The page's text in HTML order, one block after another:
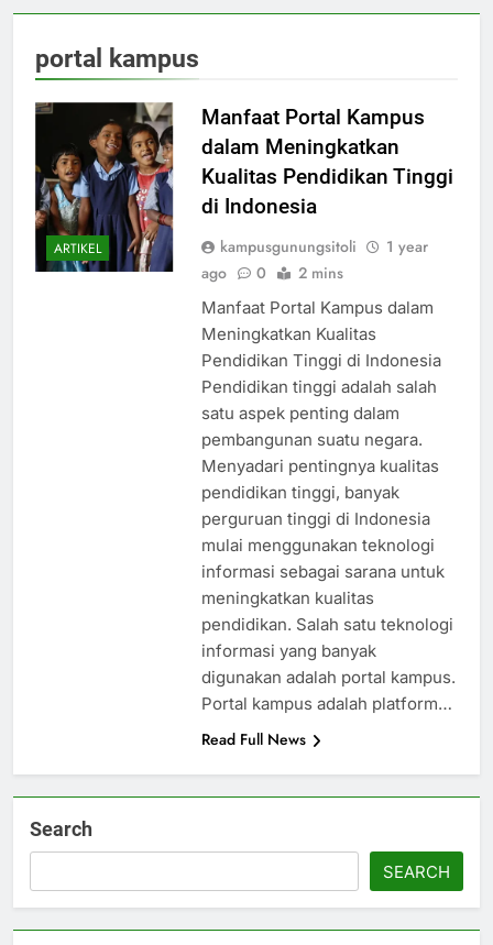
portal kampus
ARTIKEL
Manfaat Portal Kampus
dalam Meningkatkan
Kualitas Pendidikan Tinggi
di Indonesia
kampusgunungsitoli
1 year
ago
0 2 mins
Manfaat Portal Kampus dalam
Meningkatkan Kualitas
Pendidikan Tinggi di Indonesia
Pendidikan tinggi adalah salah
satu aspek penting dalam
pembangunan suatu negara.
Menyadari pentingnya kualitas
pendidikan tinggi, banyak
perguruan tinggi di Indonesia
mulai menggunakan teknologi
informasi sebagai sarana untuk
meningkatkan kualitas
pendidikan. Salah satu teknologi
informasi yang banyak
digunakan adalah portal kampus.
Portal kampus adalah platform…
Read Full News
Search
SEARCH